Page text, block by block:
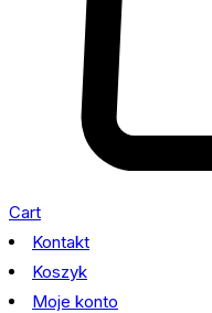
Cart
Kontakt
Koszyk
Moje konto